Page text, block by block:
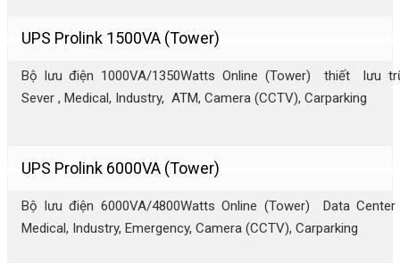
UPS Prolink 1500VA (Tower)
Bộ lưu điện 1000VA/1350Watts Online (Tower) thiết lưu
Sever , Medical, Industry, ATM, Camera (CCTV), Carparking
UPS Prolink 6000VA (Tower)
Bộ lưu điện 6000VA/4800Watts Online (Tower) Data Center
Medical, Industry, Emergency, Camera (CCTV), Carparking